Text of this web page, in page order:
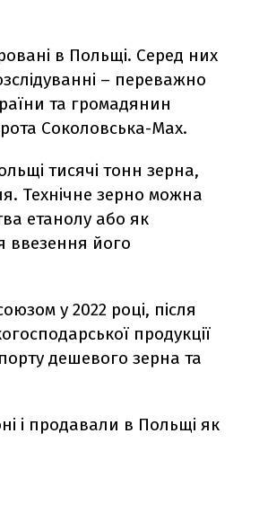
в Польщі. Серед них
– переважно
та громадянин
Соколовська-Мах.
тисячі тонн зерна,
Технічне зерно можна
етанолу або як
ввезення його
у 2022 році, після
продукції
дешевого зерна та
і продавали в Польщі як